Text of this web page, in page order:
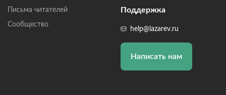
Письма читателей
Сообщество
Поддержка
help@lazarev.ru
Написать нам